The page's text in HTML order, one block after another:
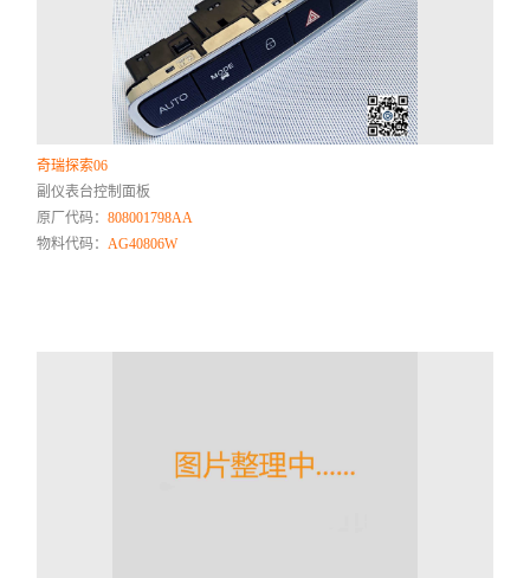
奇瑞探索06
副仪表台控制面板
原厂代码：808001798AA
物料代码：AG40806W